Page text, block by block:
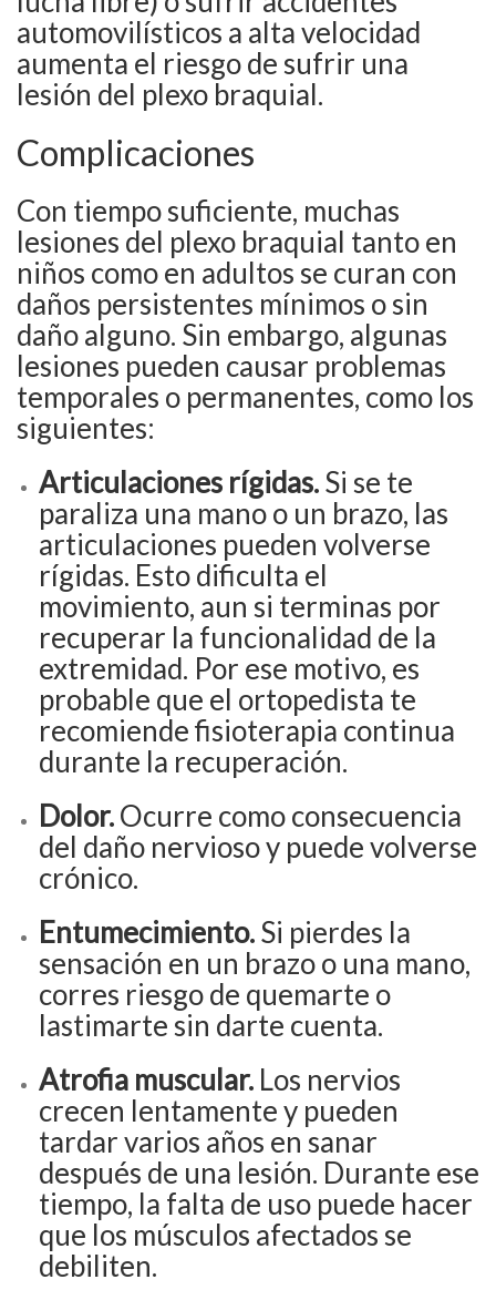
automovilísticos a alta velocidad
aumenta el riesgo de sufrir una
lesión del plexo braquial.
Complicaciones
Con tiempo suficiente, muchas
lesiones del plexo braquial tanto en
niños como en adultos se curan con
daños persistentes mínimos o sin
daño alguno. Sin embargo, algunas
lesiones pueden causar problemas
temporales o permanentes, como los
siguientes:
Articulaciones rígidas.Si se te
paraliza una mano o un brazo, las
articulaciones pueden volverse
rígidas. Esto dificulta el
movimiento, aun si terminas por
recuperar la funcionalidad de la
extremidad. Por ese motivo, es
probable que el ortopedista te
recomiende fisioterapia continua
durante la recuperación.
Dolor.Ocurre como consecuencia
del daño nervioso y puede volverse
crónico.
Entumecimiento.Si pierdes la
sensación en un brazo o una mano,
corres riesgo de quemarte o
lastimarte sin darte cuenta.
Atrofia muscular. Los nervios
crecen lentamente y pueden
tardar varios años en sanar
después de una lesión. Durante ese
tiempo, la falta de uso puede hacer
que los músculos afectados se
debiliten.